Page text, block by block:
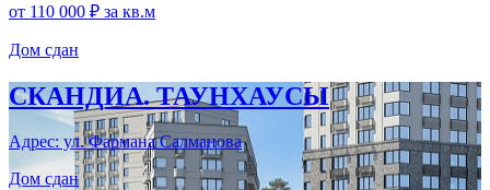
от 110 000 ₽ за кв.м
Дом сдан
СКАНДИА. ТАУНХАУСЫ
Адрес: ул. Фармана Салманова
Дом сдан